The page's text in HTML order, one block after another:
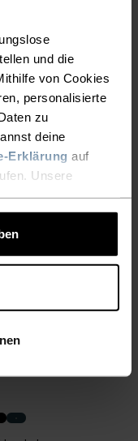
und die
von Cookies
personalisierte
zu
deine
Erklärung auf
Unsere
€149,95 €
(12)
%
Shirt
49,95 €
(39)
% %
Langarmhemd